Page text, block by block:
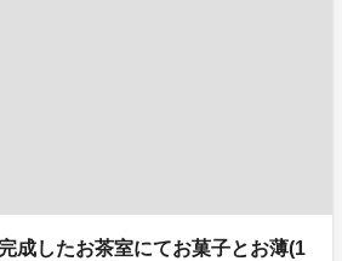
成したお茶室にてお菓子とお薄(1